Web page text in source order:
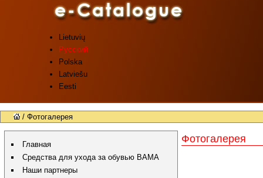
Lietuvių
Русский
Polska
Latviešu
Eesti
/ Фотогалерея
Фотогалерея
Главная
Средства для ухода за обувью BAMA
Наши партнеры